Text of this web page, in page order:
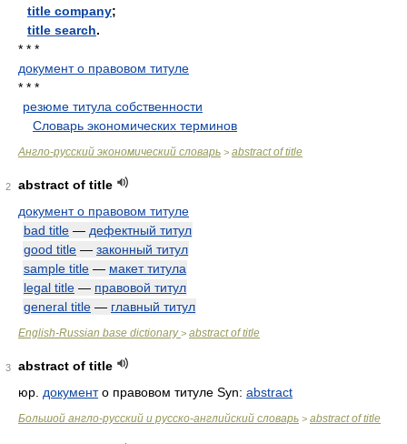
title company;
title search.
* * *
документ о правовом титуле
* * *
резюме титула собственности
Словарь экономических терминов
Англо-русский экономический словарь > abstract of title
2
abstract of title
документ о правовом титуле
bad title — дефектный титул
good title — законный титул
sample title — макет титула
legal title — правовой титул
general title — главный титул
English-Russian base dictionary> abstract of title
3
abstract of title
юр. документо правовом титуле Syn: abstract
Большой англо-русский и русско-английский словарь > abstract of title